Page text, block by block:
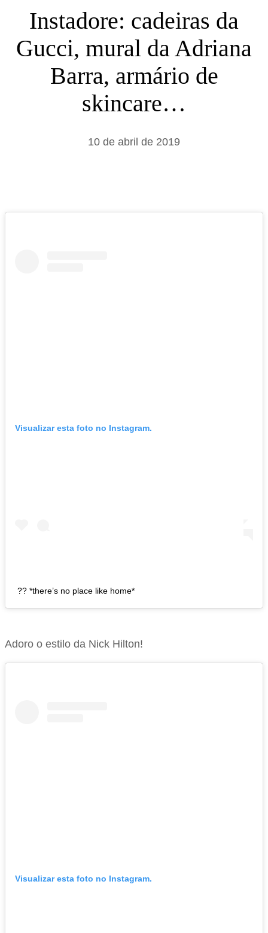
a
r
Instadore: cadeiras da
Gucci, mural da Adriana
Barra, armário de
skincare…
10 de abril de 2019
Visualizar esta foto no Instagram.
?? *there’s no place like home*
Adoro o estilo da Nick Hilton!
Visualizar esta foto no Instagram.